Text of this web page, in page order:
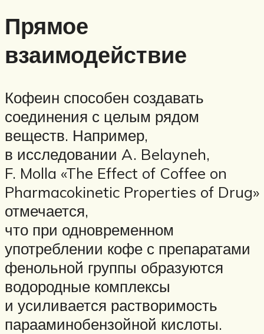
Прямое
взаимодействие
Кофеин способен создавать
соединения с целым рядом
веществ. Например,
в исследовании A. Belayneh,
F. Molla «The Effect of Coffee on
Pharmacokinetic Properties of Drug»
отмечается,
что при одновременном
употреблении кофе с препаратами
фенольной группы образуются
водородные комплексы
и усиливается растворимость
парааминобензойной кислоты.